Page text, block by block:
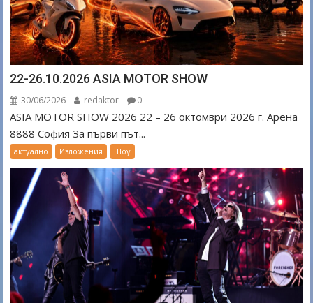
22-26.10.2026 ASIA MOTOR SHOW
30/06/2026 redaktor 0
ASIA MOTOR SHOW 2026 22 – 26 октомври 2026 г. Арена
8888 София За първи път...
актуално Изложения Шоу